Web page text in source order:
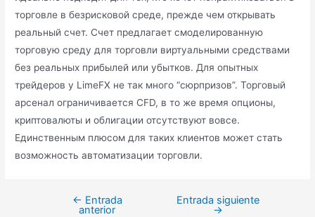
торговле в безрисковой среде, прежде чем открывать
реальный счет. Счет предлагает смоделированную
торговую среду для торговли виртуальными средствами
без реальных прибылей или убытков. Для опытных
трейдеров у LimeFX не так много “сюрпризов”. Торговый
арсенал ограничивается CFD, в то же время опционы,
криптовалюты и облигации отсутствуют вовсе.
Единственным плюсом для таких клиентов может стать
возможность автоматизации торговли.
← Entrada
anterior
Entrada siguiente
→